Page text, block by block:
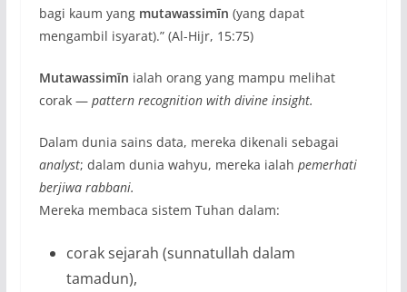
bagi kaum yang mutawassimīn (yang dapat
mengambil isyarat).” (Al-Hijr, 15:75)
Mutawassimīn ialah orang yang mampu melihat
corak — pattern recognition with divine insight.
Dalam dunia sains data, mereka dikenali sebagai
analyst; dalam dunia wahyu, mereka ialah pemerhati
berjiwa rabbani.
Mereka membaca sistem Tuhan dalam:
corak sejarah (sunnatullah dalam
tamadun),